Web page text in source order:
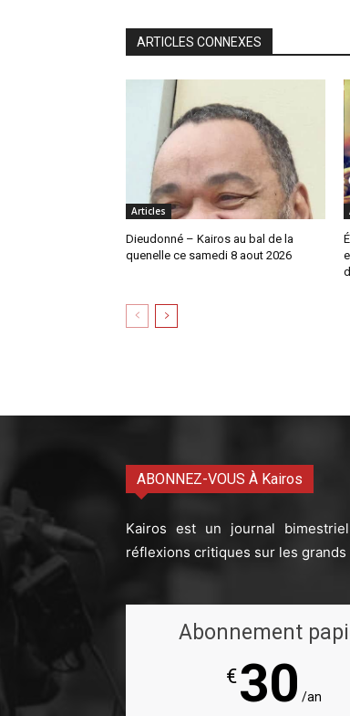
ARTICLES CONNEXES
Articles
Dieudonné – Kairos au bal de la
quenelle ce samedi 8 aout 2026
ABONNEZ-VOUS À Kairos
Kairos est un journal
réflexions critiques sur les
Abonnement
€30 /an